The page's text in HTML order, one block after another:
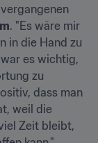
. "Es wäre mir
in die Hand zu
es wichtig,
zu
dass man
weil die
Zeit bleibt,